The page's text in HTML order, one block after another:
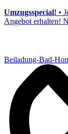
Umzugsspecial! •
Angebot erhalten!
Beiladung-Bad-